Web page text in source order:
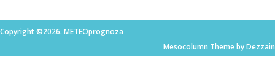
Copyright ©2026. METEOprognoza
Mesocolumn Theme by Dezzain